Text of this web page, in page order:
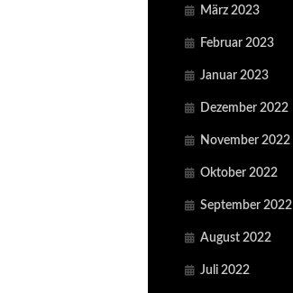
März 2023
Februar 2023
Januar 2023
Dezember 2022
November 2022
Oktober 2022
September 2022
August 2022
Juli 2022